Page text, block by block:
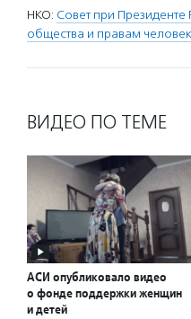
НКО: Совет при
общества и правам
ВИДЕО ПО ТЕМЕ
АСИ опубликовало видео
о фонде поддержки женщин
и детей